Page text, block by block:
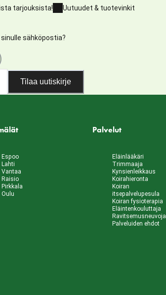
tarjouksista! Uutuudet & tuotevinkit
sähköpostia?
Tilaa uutiskirje
Espoo
Lahti
Vantaa
Raisio
Pirkkala
Oulu
Palvelut
Eläinlääkäri
Trimmaaja
Kynsienleikkaus
Koirahieronta
Koiran
itsepalvelupesula
Koiran fysioterapia
Eläintenkouluttaja
Ravitsemusneuvoja
Palveluiden ehdot